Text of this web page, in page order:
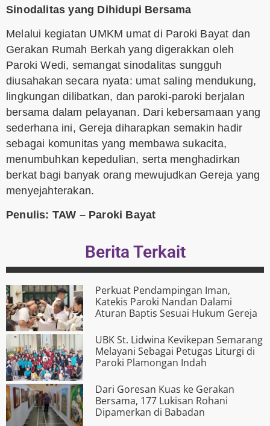
Sinodalitas yang Dihidupi Bersama
Melalui kegiatan UMKM umat di Paroki Bayat dan
Gerakan Rumah Berkah yang digerakkan oleh
Paroki Wedi, semangat sinodalitas sungguh
diusahakan secara nyata: umat saling mendukung,
lingkungan dilibatkan, dan paroki-paroki berjalan
bersama dalam pelayanan. Dari kebersamaan yang
sederhana ini, Gereja diharapkan semakin hadir
sebagai komunitas yang membawa sukacita,
menumbuhkan kepedulian, serta menghadirkan
berkat bagi banyak orang mewujudkan Gereja yang
menyejahterakan.
Penulis: TAW – Paroki Bayat
Berita Terkait
Perkuat Pendampingan Iman,
Katekis Paroki Nandan Dalami
Aturan Baptis Sesuai Hukum Gereja
UBK St. Lidwina Kevikepan Semarang
Melayani Sebagai Petugas Liturgi di
Paroki Plamongan Indah
Dari Goresan Kuas ke Gerakan
Bersama, 177 Lukisan Rohani
Dipamerkan di Babadan